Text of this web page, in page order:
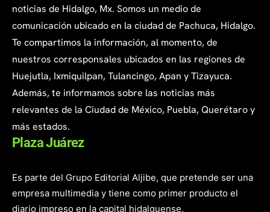
noticias de Hidalgo, Mx. Somos un medio de
comunicación ubicado en la ciudad de Pachuca, Hidalgo.
Te compartimos la información, al momento, de
nuestros corresponsales ubicados en las regiones de
Huejutla, Ixmiquilpan, Tulancingo, Apan y Tizayuca.
Además, te informamos sobre las noticias más
relevantes de la Ciudad de México, Puebla, Querétaro y
más estados.
Plaza Juárez
Es parte del Grupo Editorial Aljibe, que pretende ser una
empresa multimedia y tiene como primer producto el
diario impreso en la capital hidalguense.